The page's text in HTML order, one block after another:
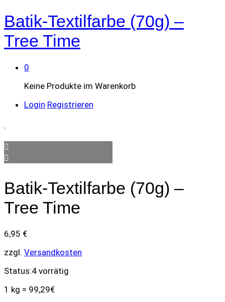
Batik-Textilfarbe (70g) –
Tree Time
0
Keine Produkte im Warenkorb
Login Registrieren
Batik-Textilfarbe (70g) –
Tree Time
6,95 €
zzgl. Versandkosten
Status:4 vorrätig
1 kg = 99,29€